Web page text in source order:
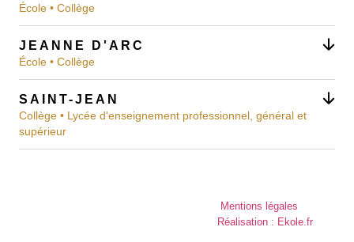
École • Collège
JEANNE D'ARC
École • Collège
SAINT-JEAN
Collège • Lycée d'enseignement professionnel, général et
supérieur
Mentions légales
Réalisation : Ekole.fr